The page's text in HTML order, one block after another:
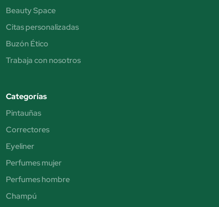
Beauty Space
Citas personalizadas
Buzón Ético
Trabaja con nosotros
Categorías
Pintauñas
Correctores
Eyeliner
Perfumes mujer
Perfumes hombre
Champú